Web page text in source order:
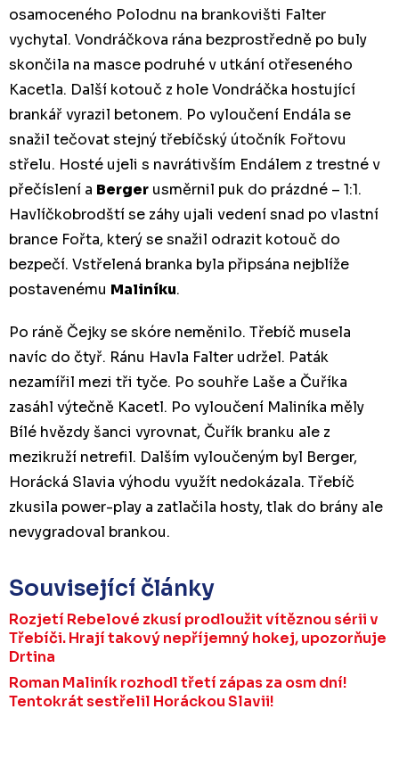
osamoceného Polodnu na brankovišti Falter
vychytal. Vondráčkova rána bezprostředně po buly
skončila na masce podruhé v utkání otřeseného
Kacetla. Další kotouč z hole Vondráčka hostující
brankář vyrazil betonem. Po vyloučení Endála se
snažil tečovat stejný třebíčský útočník Fořtovu
střelu. Hosté ujeli s navrátivším Endálem z trestné v
přečíslení a Berger usměrnil puk do prázdné – 1:1.
Havlíčkobrodští se záhy ujali vedení snad po vlastní
brance Fořta, který se snažil odrazit kotouč do
bezpečí. Vstřelená branka byla připsána nejblíže
postavenému Maliníku.
Po ráně Čejky se skóre neměnilo. Třebíč musela
navíc do čtyř. Ránu Havla Falter udržel. Paták
nezamířil mezi tři tyče. Po souhře Laše a Čuříka
zasáhl výtečně Kacetl. Po vyloučení Maliníka měly
Bílé hvězdy šanci vyrovnat, Čuřík branku ale z
mezikruží netrefil. Dalším vyloučeným byl Berger,
Horácká Slavia výhodu využít nedokázala. Třebíč
zkusila power-play a zatlačila hosty, tlak do brány ale
nevygradoval brankou.
Související články
Rozjetí Rebelové zkusí prodloužit vítěznou sérii v
Třebíči. Hrají takový nepříjemný hokej, upozorňuje
Drtina
Roman Maliník rozhodl třetí zápas za osm dní!
Tentokrát sestřelil Horáckou Slavii!